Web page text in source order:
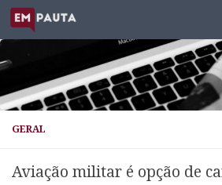
Skip to content
GERAL
Aviação militar é opção de